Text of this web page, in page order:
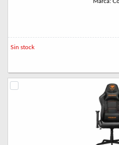
Sin stock